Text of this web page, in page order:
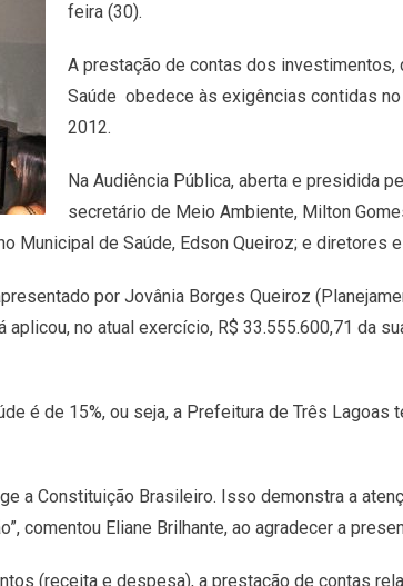
feira (30).
A prestação de contas dos
Saúde obedece às exigências contidas
2012.
Na Audiência Pública, aberta e presidida
secretário de Meio Ambiente, Milton
Municipal de Saúde, Edson Queiroz; e
por Jovânia Borges Queiroz
no atual exercício, R$ 33.555.600,71 da
é de 15%, ou seja, a Prefeitura de Três Lagoas
a Constituição Brasileiro. Isso demonstra a
comentou Eliane Brilhante, ao agradecer a
(receita e despesa), a prestação de contas